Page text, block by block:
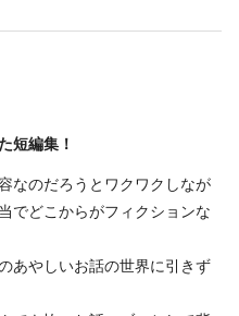
短編集！
なのだろうとワクワクしなが
でどこからがフィクションな
あやしいお話の世界に引きず